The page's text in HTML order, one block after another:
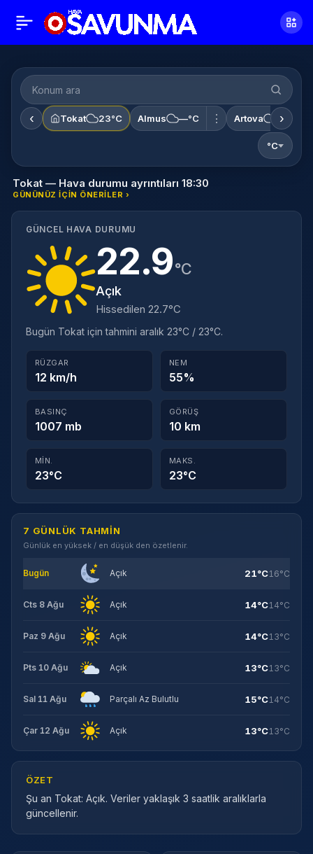
‹ Tokat 23°C Almus —°C ⋮ Artova —°C
›
°C
Tokat — Hava durumu ayrıntıları 18:30
GÜNÜNÜZ IÇIN ÖNERILER ›
GÜNCEL HAVA DURUMU
22.9°C
Açık
Hissedilen 22.7°C
Bugün Tokat için tahmini aralık 23°C / 23°C.
RÜZGAR
12 km/h
NEM
55%
BASINÇ
1007 mb
GÖRÜŞ
10 km
MIN.
23°C
MAKS.
23°C
7 GÜNLÜK TAHMIN
Günlük en yüksek / en düşük den özetlenir.
Bugün Açık 21°C16°C
Cts 8 Ağu Açık 14°C14°C
Paz 9 Ağu Açık 14°C13°C
Pts 10 Ağu Açık 13°C13°C
Sal 11 Ağu Parçalı Az Bulutlu 15°C14°C
Çar 12 Ağu Açık 13°C13°C
ÖZET
Şu an Tokat: Açık. Veriler yaklaşık 3 saatlik aralıklarla
güncellenir.